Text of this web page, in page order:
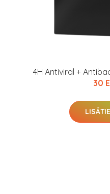
4H Antiviral +
30